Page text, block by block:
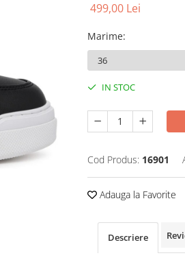
499,00 Lei
Marime:
IN STOC
Cod Produs: 16901
Adauga la Favorite
Descriere